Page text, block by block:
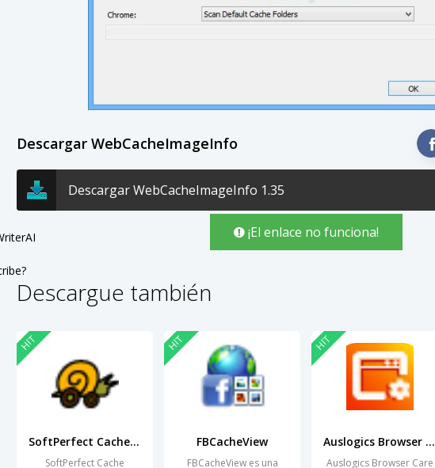
Descargar WebCacheImageInfo
Descargar WebCacheImageInfo 1.35
¡El enlace no funciona!
Descargue también
SoftPerfect Cache Relocator
SoftPerfect Cache
HIT
FBCacheView
FBCacheView es una
HIT
Auslogics Browser Care
Auslogics Browser Care
HIT